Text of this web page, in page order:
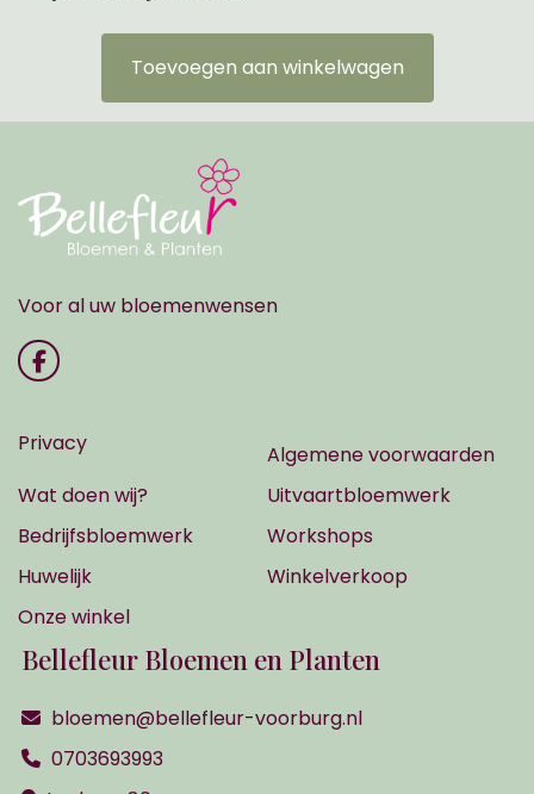
Toevoegen aan winkelwagen
Voor al uw bloemenwensen
Privacy
Algemene voorwaarden
Wat doen wij?
Uitvaartbloemwerk
Bedrijfsbloemwerk
Workshops
Huwelijk
Winkelverkoop
Onze winkel
Bellefleur Bloemen en Planten
bloemen@bellefleur-voorburg.nl
0703693993